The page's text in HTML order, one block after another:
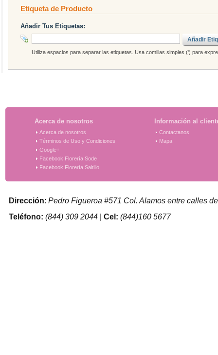
Etiqueta de Producto
Añadir Tus Etiquetas:
Añadir
Utiliza espacios para separar las etiquetas. Usa comillas simples (') para
Acerca de nosotros
Acerca de nosotros
Términos de Uso y Condiciones
Google+
Facebook Florería Sode
Facebook Florería Saltillo
Información al
Contactanos
Mapa
Dirección: Pedro Figueroa #571 Col. Alamos entre calles
Teléfono: (844) 309 2044 Cel: (844)160 5677